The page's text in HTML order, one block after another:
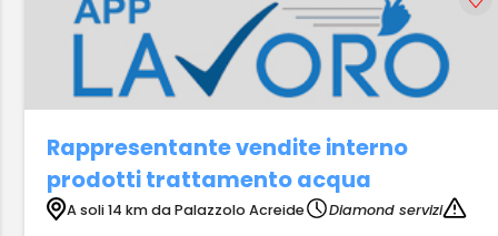
Rappresentante vendite interno
prodotti trattamento acqua
A soli 14 km da Palazzolo Acreide
Diamond servizi